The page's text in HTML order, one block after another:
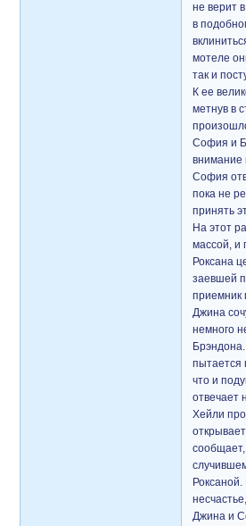
не верит
в
мотеле
так и
К ее
метнув в
София и
внимание
София
пока не
принять
На этот
массой, и
Роксана
заевшей
приемник
Джина
немного
пытается
что и
отвечает
Хейли
Джина и